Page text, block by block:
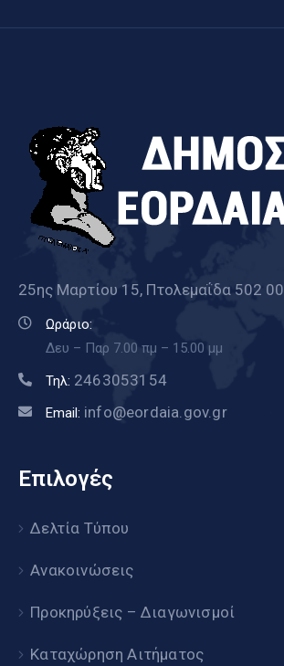
25ης Μαρτίου 15, Πτολεμαΐδα 502 00
Ωράριο:
Δευ – Παρ 7.00 πμ – 15.00 μμ
Τηλ: 2463053154
Email: info@eordaia.gov.gr
Επιλογές
Δελτία Τύπου
Ανακοινώσεις
Προκηρύξεις – Διαγωνισμοί
Καταχώρηση Αιτήματος